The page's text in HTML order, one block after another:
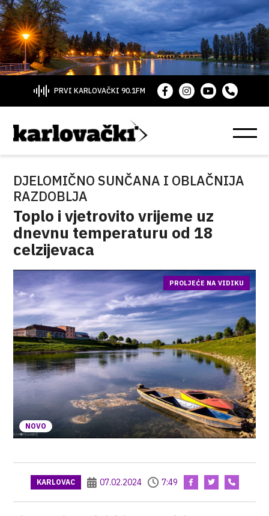
PRVI KARLOVAČKI 90.1FM
DJELOMIČNO SUNČANA I OBLAČNIJA
RAZDOBLJA
Toplo i vjetrovito vrijeme uz
dnevnu temperaturu od 18
celzijevaca
NOVO
PROLJEĆE NA VIDIKU
KARLOVAC 07.02.2024 7:49